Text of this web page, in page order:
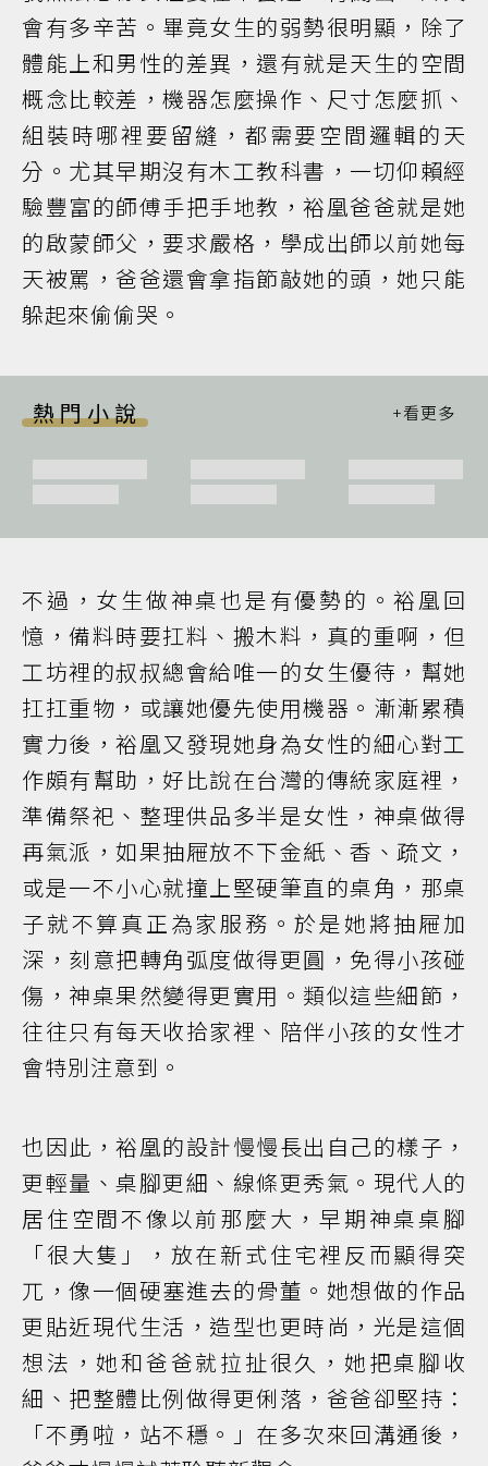
會有多辛苦。畢竟女生的弱勢很明顯，除了
體能上和男性的差異，還有就是天生的空間
概念比較差，機器怎麼操作、尺寸怎麼抓、
組裝時哪裡要留縫，都需要空間邏輯的天
分。尤其早期沒有木工教科書，一切仰賴經
驗豐富的師傅手把手地教，裕凰爸爸就是她
的啟蒙師父，要求嚴格，學成出師以前她每
天被罵，爸爸還會拿指節敲她的頭，她只能
躲起來偷偷哭。
熱門小說
不過，女生做神桌也是有優勢的。裕凰回
憶，備料時要扛料、搬木料，真的重啊，但
工坊裡的叔叔總會給唯一的女生優待，幫她
扛扛重物，或讓她優先使用機器。漸漸累積
實力後，裕凰又發現她身為女性的細心對工
作頗有幫助，好比說在台灣的傳統家庭裡，
準備祭祀、整理供品多半是女性，神桌做得
再氣派，如果抽屜放不下金紙、香、疏文，
或是一不小心就撞上堅硬筆直的桌角，那桌
子就不算真正為家服務。於是她將抽屜加
深，刻意把轉角弧度做得更圓，免得小孩碰
傷，神桌果然變得更實用。類似這些細節，
往往只有每天收拾家裡、陪伴小孩的女性才
會特別注意到。
也因此，裕凰的設計慢慢長出自己的樣子，
更輕量、桌腳更細、線條更秀氣。現代人的
居住空間不像以前那麼大，早期神桌桌腳
「很大隻」，放在新式住宅裡反而顯得突
兀，像一個硬塞進去的骨董。她想做的作品
更貼近現代生活，造型也更時尚，光是這個
想法，她和爸爸就拉扯很久，她把桌腳收
細、把整體比例做得更俐落，爸爸卻堅持：
「不勇啦，站不穩。」在多次來回溝通後，